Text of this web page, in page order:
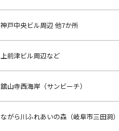
神戸中央ビル周辺 他7か所
上前津ビル周辺など
舘山寺西海岸（サンビーチ）
ながら川ふれあいの森（岐阜市三田洞）